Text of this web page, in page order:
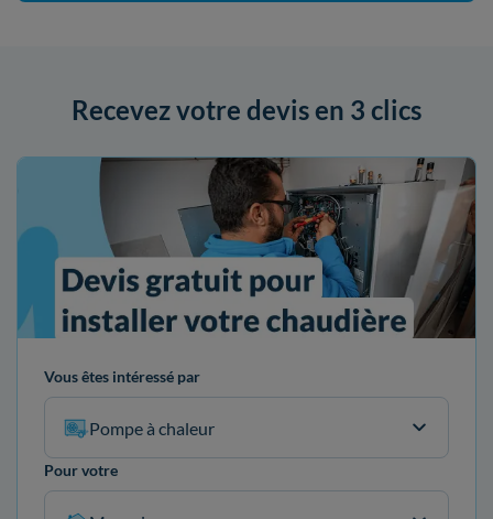
Recevez votre devis en 3 clics
Vous êtes intéressé par
Pompe à chaleur
Pour votre